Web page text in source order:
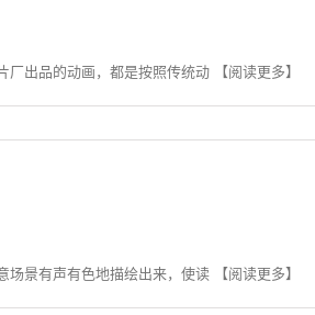
出品的动画，都是按照传统动 【阅读更多】
景有声有色地描绘出来，使读 【阅读更多】